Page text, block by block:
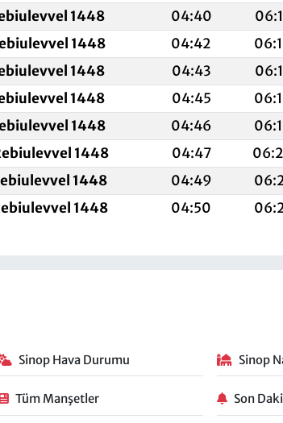
1448 04:40
1448 04:42
1448 04:43
1448 04:45
1448 04:46
1448 04:47
1448 04:49
1448 04:50
Sinop Hava Durumu Sinop
Tüm Manşetler Son